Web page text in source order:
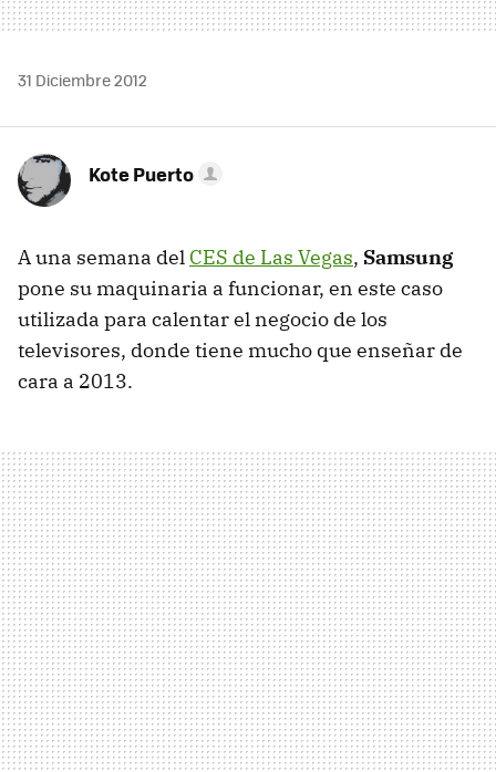
31 Diciembre 2012
Kote Puerto
A una semana del CES de Las Vegas, Samsung
pone su maquinaria a funcionar, en este caso
utilizada para calentar el negocio de los
televisores, donde tiene mucho que enseñar de
cara a 2013.